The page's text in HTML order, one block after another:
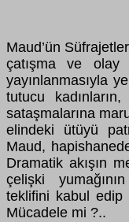
Maud’ün
çatışma ve olay
yayınlanmasıyla
tutucu
sataşmalarına
elindeki ütüyü
Maud,
Dramatik akışın
çelişki
teklifini kabul edip
Mücadele mi ?..